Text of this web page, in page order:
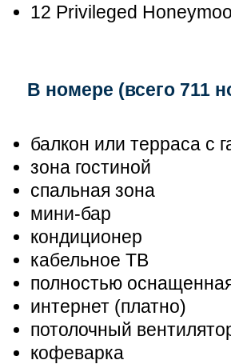
12 Privileged
В номере (всего 711
балкон или терраса с
зона гостиной
спальная зона
мини-бар
кондиционер
кабельное ТВ
полностью
интернет (платно)
потолочный
кофеварка